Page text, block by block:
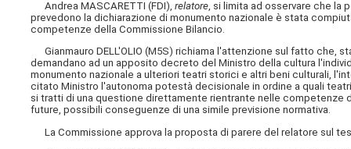
Andrea MASCARETTI (FDI),relatore, si limita ad osservare che la
prevedono la dichiarazione di monumento nazionale è stata
competenze della Commissione Bilancio.
Gianmauro DELL'OLIO (M5S) richiama l'attenzione sul fatto che,
demandano ad un apposito decreto del Ministro della cultura
monumento nazionale a ulteriori teatri storici e altri beni culturali,
citato Ministro l'autonoma potestà decisionale in ordine a quali
si tratti di una questione direttamente rientrante nelle competenze
future, possibili conseguenze di una simile previsione normativa.
La Commissione approva la proposta di parere del relatore sul